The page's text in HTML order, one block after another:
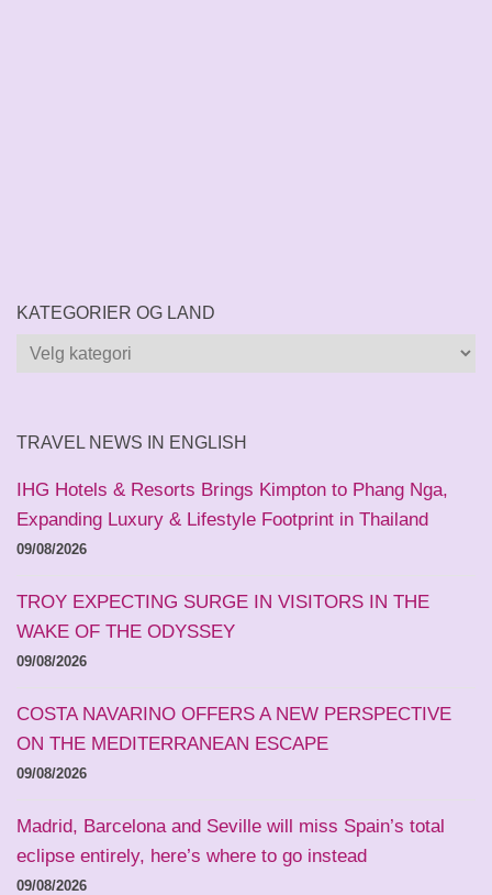
KATEGORIER OG LAND
Kategorier
TRAVEL NEWS IN ENGLISH
IHG Hotels & Resorts Brings Kimpton to Phang Nga,
Expanding Luxury & Lifestyle Footprint in Thailand
09/08/2026
TROY EXPECTING SURGE IN VISITORS IN THE
WAKE OF THE ODYSSEY
09/08/2026
COSTA NAVARINO OFFERS A NEW PERSPECTIVE
ON THE MEDITERRANEAN ESCAPE
09/08/2026
Madrid, Barcelona and Seville will miss Spain’s total
eclipse entirely, here’s where to go instead
09/08/2026